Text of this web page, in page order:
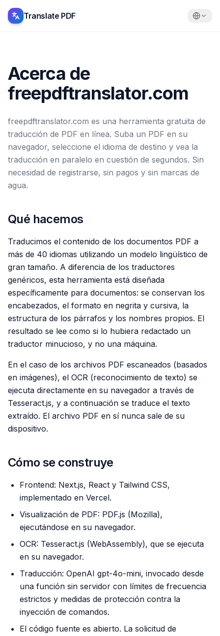
Translate PDF
Acerca de
freepdftranslator.com
freepdftranslator.com es una herramienta gratuita de
traducción de PDF en línea. Suba un PDF en su
navegador, seleccione el idioma de destino y vea la
traducción en paralelo en cuestión de segundos. Sin
necesidad de registrarse, sin pagos y sin marcas de
agua.
Qué hacemos
Traducimos el contenido de los documentos PDF a
más de 40 idiomas utilizando un modelo lingüístico de
gran tamaño. A diferencia de los traductores
genéricos, esta herramienta está diseñada
específicamente para documentos: se conservan los
encabezados, el formato en negrita y cursiva, la
estructura de los párrafos y los nombres propios. El
resultado se lee como si lo hubiera redactado un
traductor minucioso, y no una máquina.
En el caso de los archivos PDF escaneados (basados
en imágenes), el OCR (reconocimiento de texto) se
ejecuta directamente en su navegador a través de
Tesseract.js, y a continuación se traduce el texto
extraído. El archivo PDF en sí nunca sale de su
dispositivo.
Cómo se construye
Frontend: Next.js, React y Tailwind CSS,
implementado en Vercel.
Visualización de PDF: PDF.js (Mozilla),
ejecutándose en su navegador.
OCR: Tesseract.js (WebAssembly), que se ejecuta
en su navegador.
Traducción: OpenAI gpt-4o-mini, invocado desde
una función sin servidor con límites de frecuencia
estrictos y medidas de protección contra la
inyección de comandos.
El código fuente es abierto. La solicitud de